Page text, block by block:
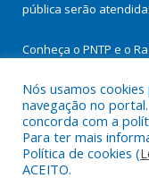
pública serão
Conheça o PNTP e o
Todos os
Nós usamos
navegação no
concorda com a
Para ter mais
Política de cookies (
ACEITO.